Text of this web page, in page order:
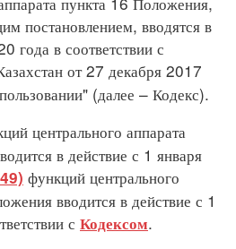
постановлением, вводятся в
года в соответствии с
от 27 декабря 2017
(далее – Кодекс).
центрального аппарата
в действие с 1 января
функций центрального
вводится в действие с 1
с Кодексом.